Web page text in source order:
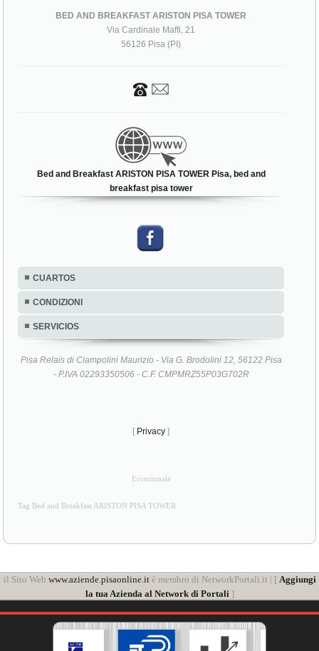
BED AND BREAKFAST ARISTON PISA TOWER
Via Cardinale Maffi, 21
56126 Pisa (PI)
Bed and Breakfast ARISTON PISA TOWER Pisa, bed and
breakfast pisa tower
CUARTOS
CONDIZIONI
SERVICIOS
Pisa Relais di Ciampolini Maurizio - Via G. Brodolini 12, 56122 Pisa
- P.IVA 02293350506 - C.F. CMPMRZ55P03G702R
[ Privacy ]
Eccezionale
Tag Bed and Breakfast ARISTON PISA TOWER
il Sito Web www.aziende.pisaonline.itè membro di NetworkPortali.it | [ Aggiungi
la tua Azienda al Network di Portali]